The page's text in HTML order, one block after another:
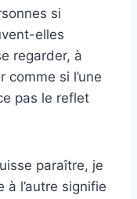
si
elles
regarder, à
comme si l’une
pas le reflet
paraître, je
à l’autre signifie